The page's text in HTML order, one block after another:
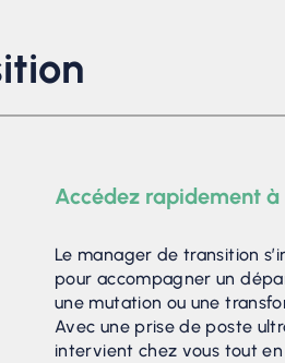
Accédez rapidement à
Le manager de transition
pour accompagner un
une mutation ou une
Avec une prise de poste
intervient chez vous tout